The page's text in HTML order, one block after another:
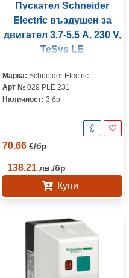
Пускател Schneider
Electric въздушен за
двигател 3.7-5.5 A, 230 V,
TeSys LE
Марка: Schneider Electric
Арт № 029 PLE 231
Наличност: 3 бр
70.66 €/бр
138.21 лв./бр
Купи